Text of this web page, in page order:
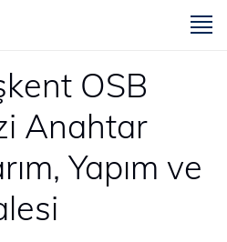
OSB
Anahtar
Yapım ve